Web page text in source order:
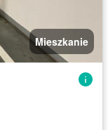
Mieszkanie